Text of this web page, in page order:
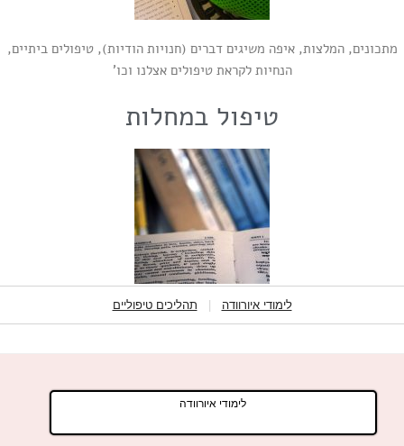
מתכונים, המלצות, איפה משיגים דברים (חנויות הודיות), טיפולים ביתיים,
הנחיות לקראת טיפולים אצלנו וכו’
טיפול במחלות
לימודי איורוודה | תהליכים טיפוליים
לימודי איורוודה